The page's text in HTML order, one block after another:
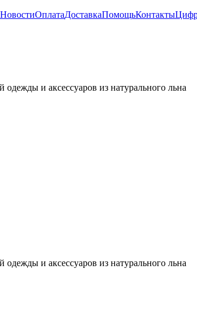
НовостиОплатаДоставкаПомощьКонтакты
одежды и аксессуаров из натурального льна
одежды и аксессуаров из натурального льна